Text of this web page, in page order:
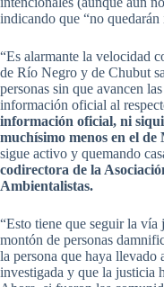
indicando que “no quedarán
“Es alarmante la velocidad
de Río Negro y de Chubut
personas sin que avancen
información oficial al
información oficial, ni
muchísimo menos en el
sigue activo y quemando
codirectora de la
Ambientalistas.
“Esto tiene que seguir la
montón de personas
la persona que haya llevado
investigada y que la justicia